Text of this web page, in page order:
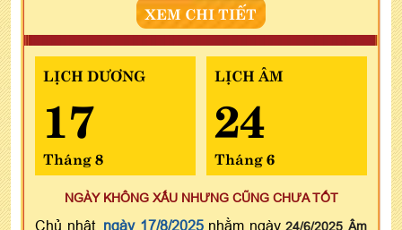
XEM CHI TIẾT
LỊCH DƯƠNG
17
Tháng 8
LỊCH ÂM
24
Tháng 6
NGÀY KHÔNG XẤU NHƯNG CŨNG CHƯA TỐT
Chủ nhật, ngày 17/8/2025nhằm ngày24/6/2025 Âm